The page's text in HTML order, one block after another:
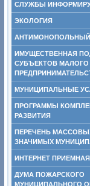
СЛУЖБЫ
ЭКОЛОГИЯ
ИМУЩЕСТВЕННАЯ
СУБЪЕКТОВ МАЛОГО
МУНИЦИПАЛЬНЫЕ
ПРОГРАММЫ
РАЗВИТИЯ
ПЕРЕЧЕНЬ
ЗНАЧИМЫХ
ИНТЕРНЕТ ПРИЕМНАЯ
ДУМА ПОЖАРСКОГО
МУНИЦИПАЛЬНОГО